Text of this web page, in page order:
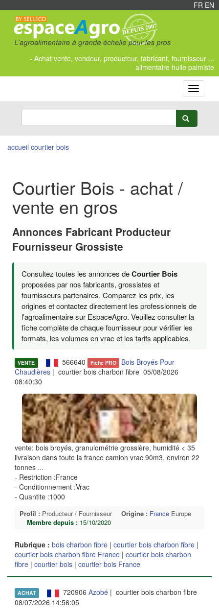
FR EN
- Achat vente, vendeur, producteur, fabricant, fournisseur ...
alimentaire huile palmiste
Toggle
accueil courtier bois
Courtier Bois - achat /
vente en gros
Annonces Fabricant Producteur
Fournisseur Grossiste
Consultez toutes les annonces deCourtier Bois
proposées par nos fabricants, grossistes et
fournisseurs partenaires. Comparez les prix, les
origines et contactez directement les professionnels de
l'agroalimentaire sur EspaceAgro. Veuillez consulter la
fiche complète de chaque fournisseur pour vérifier les
formats, les volumes en vrac et les tarifs applicables.
VENTE 566640 Fiche PRO
Bois Broyés Pour
Chaudières | courtier bois charbon fibre 05/08/2026
08:40:30
vente: bois broyés, granulométrie grossière, humidité < 35
livraison dans toute la france camion vrac 90m3, environ 22
tonnes ...
- Restriction :France
- Conditionnement :Vrac
- Quantite :1000
Profil : Producteur / Fournisseur Origine : France Europe
Membre depuis : 15/10/2020
Rubrique : bois charbon fibre | courtier bois charbon fibre |
courtier bois charbon fibre France | courtier bois charbon
fibre | courtier bois | courtier bois France
ACHAT 720906 Azobé| courtier bois charbon fibre
08/07/2026 14:56:05